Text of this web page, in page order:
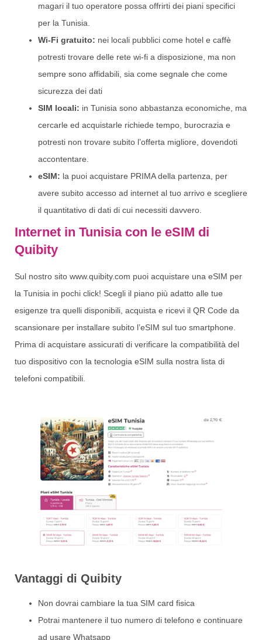
magari il tuo operatore possa offrirti dei piani specifici
per la Tunisia.
Wi-Fi gratuito: nei locali pubblici come hotel e caffè
potresti trovare delle rete wi-fi a disposizione, ma non
sempre sono affidabili, sia come segnale che come
sicurezza dei dati
SIM locali: in Tunisia sono abbastanza economiche, ma
cercarle ed acquistarle richiede tempo, burocrazia e
potresti non trovare subito l’offerta migliore, dovendoti
accontentare.
eSIM: la puoi acquistare PRIMA della partenza, per
avere subito accesso ad internet al tuo arrivo e scegliere
il quantitativo di dati di cui necessiti davvero.
Internet in Tunisia con le eSIM di
Quibity
Sul nostro sito www.quibity.com puoi acquistare una eSIM per
la Tunisia in pochi click! Scegli il piano più adatto alle tue
esigenze tra quelli disponibili, acquista e ricevi il QR Code da
scansionare per installare subito l’eSIM sul tuo smartphone.
Prima di acquistare assicurati di verificare la compatibilità del
tuo dispositivo con la tecnologia eSIM sulla nostra lista di
telefoni compatibili.
Vantaggi di Quibity
Non dovrai cambiare la tua SIM card fisica
Potrai mantenere il tuo numero di telefono e continuare
ad usare Whatsapp